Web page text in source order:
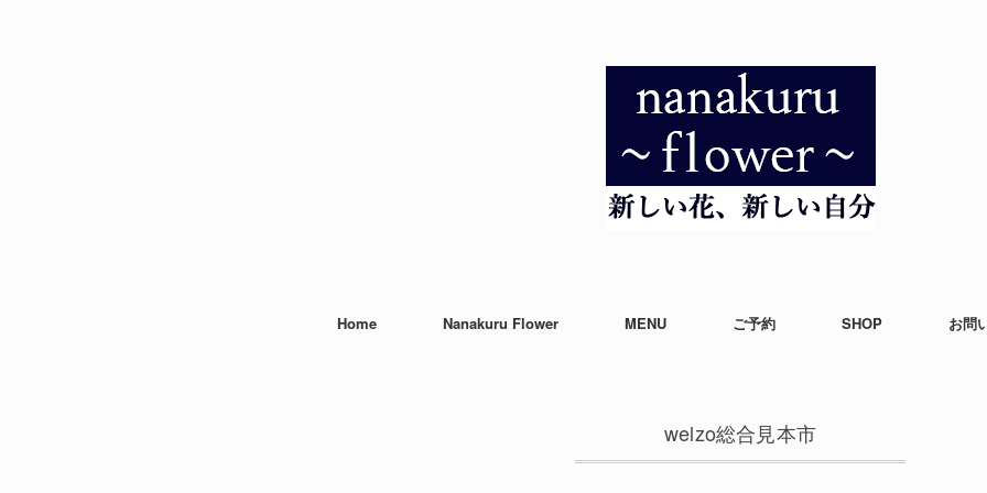
Home Nanakuru Flower MENU ご予約 SHOP お問
welzo総合見本市